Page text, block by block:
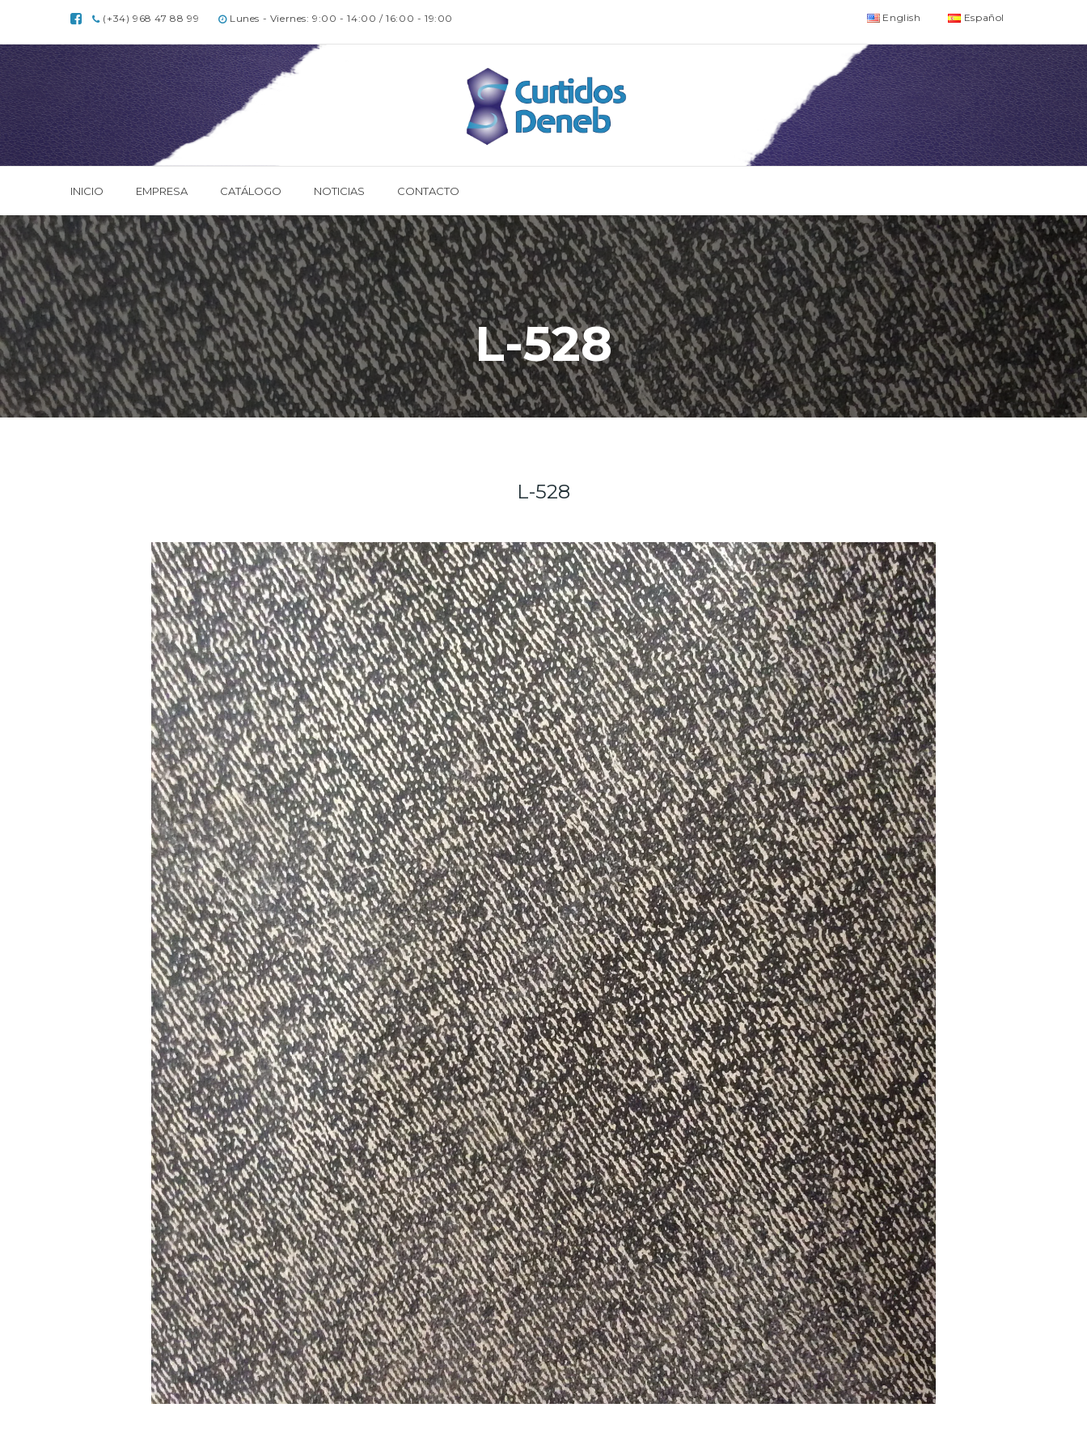
(+34) 968 47 88 99 Lunes - Viernes: 9:00 - 14:00 / 16:00 - 19:00 English Español
INICIO EMPRESA CATÁLOGO NOTICIAS CONTACTO
L-528
L-528